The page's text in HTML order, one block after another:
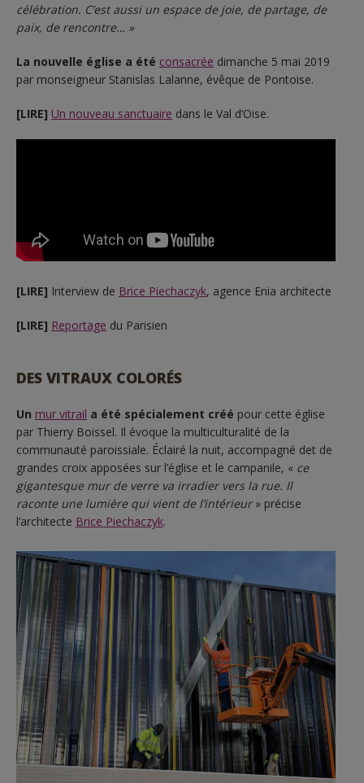
célébration. C’est aussi un espace de joie, de partage, de
paix, de rencontre… »
La nouvelle église a été consacrée dimanche 5 mai 2019
par monseigneur Stanislas Lalanne, évêque de Pontoise.
[LIRE] Un nouveau sanctuaire dans le Val d’Oise.
[LIRE] Interview de Brice Piechaczyk, agence Enia architecte
[LIRE] Reportage du Parisien
DES VITRAUX COLORÉS
Un mur vitrail a été spécialement créé pour cette église
par Thierry Boissel. Il évoque la multiculturalité de la
communauté paroissiale. Éclairé la nuit, accompagné det de
grandes croix apposées sur l’église et le campanile, « ce
gigantesque mur de verre va irradier vers la rue. Il
raconte une lumière qui vient de l’intérieur» précise
l’architecte Brice Piechaczyk.